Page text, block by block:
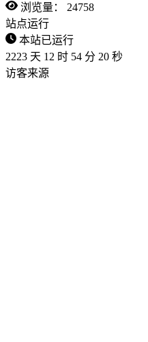
浏览量：
24758
站点运行
本站已运行
2223 天 12 时 54 分 21 秒
访客来源